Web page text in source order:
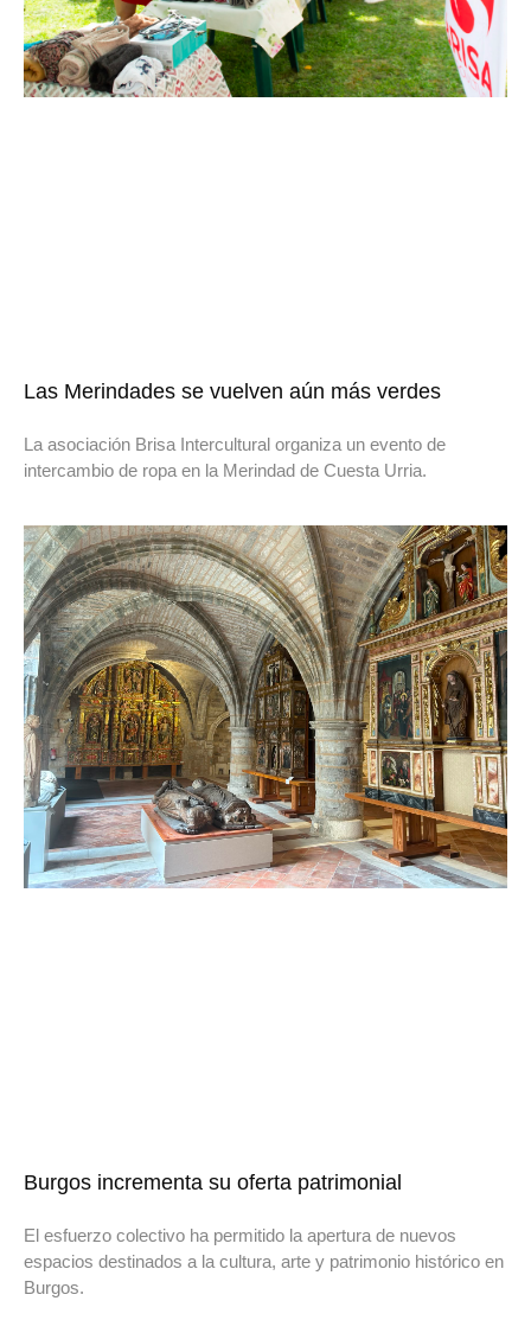
Las Merindades se vuelven aún más verdes
La asociación Brisa Intercultural organiza un evento de
intercambio de ropa en la Merindad de Cuesta Urria.
Burgos incrementa su oferta patrimonial
El esfuerzo colectivo ha permitido la apertura de nuevos
espacios destinados a la cultura, arte y patrimonio histórico en
Burgos.